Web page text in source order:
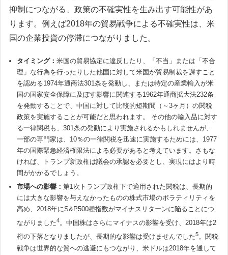
抑制につながる、政策の不確実性を生み出す可能性があ
ります。例えば2018年の貿易戦争による不確実性は、米
国の企業投資の停滞につながりました。
タイミング：米国の貿易協定に違反したり、「不当」または「不合
理」な行為を行ったりした他国に対して米国が貿易制裁を課すこと
を認める1974年通商法301条を発動し、または特定の産業輸入が米
国の国家安全保障に及ぼす影響に関連する1962年通商拡大法232条
を発動することで、中国に対して比較的短期間（～3ヶ月）の関税
政策を実施することが可能だと思われます。 その他の輸入品に対す
る一律関税も、301条の発動により実施されるかもしれませんが、
一部の専門家は、10％の一律関税を迅速に実施するためには、1977
年の国際緊急経済権限法による必要があると考えています。さもな
ければ、トランプ新政権は議会の承認を必要とし、実現にはより時
間がかかるでしょう。
市場への影響：第1次トランプ政権下で適用された関税は、長期的
には大きな影響を与えなかったものの株式市場のボラティリティを
高め、2018年にS&P500種指数がマイナスリターンに陥ることにつ
ながりました4。中国株はさらにマイナスの影響を受け、2018年は2
桁の下落となりましたが、長期的な影響は受けませんでした5。関税
戦争は世界的な質への逃避にもつながり、米ドルは2018年を通して